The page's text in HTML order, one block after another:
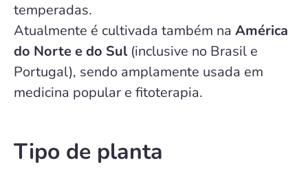
temperadas.
Atualmente é cultivada também na América
do Norte e do Sul(inclusive no Brasil e
Portugal), sendo amplamente usada em
medicina popular e fitoterapia.
Tipo de planta